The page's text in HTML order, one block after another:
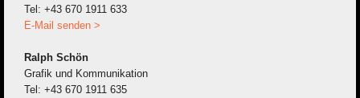
Tel: +43 670 1911 633
E-Mail senden >
Ralph Schön
Grafik und Kommunikation
Tel: +43 670 1911 635